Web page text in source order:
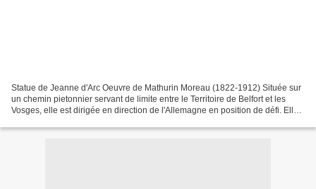
Statue de Jeanne d'Arc Oeuvre de Mathurin Moreau (1822-1912) Située sur
un chemin pietonnier servant de limite entre le Territoire de Belfort et les
Vosges, elle est dirigée en direction de l'Allemagne en position de défi. Elle